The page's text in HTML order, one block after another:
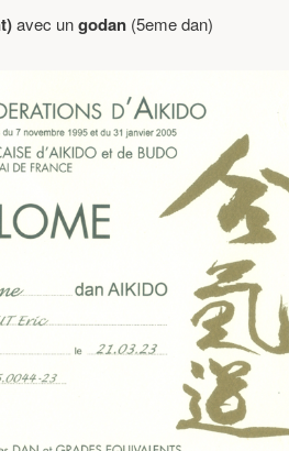
avec ungodan (5eme dan)